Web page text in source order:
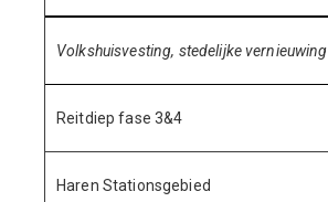
Volkshuisvesting, stedelijke vernieuwing
Reitdiep fase 3&4
Haren Stationsgebied